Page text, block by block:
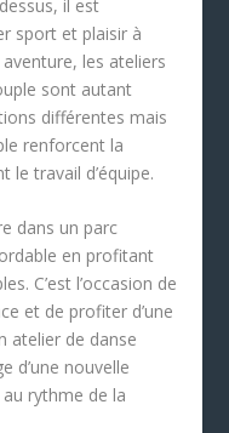
il est
sport et plaisir à
les ateliers
sont autant
différentes mais
renforcent la
le travail d’équipe.
dans un parc
en profitant
C’est l’occasion de
et de profiter d’une
atelier de danse
d’une nouvelle
au rythme de la